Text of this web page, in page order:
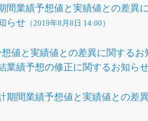
間業績予想値と実績値との差異
らせ （2019年8月8日 14:00）
値と実績値との差異に関するお
業績予想の修正に関するお知ら
期間業績予想値と実績値との差